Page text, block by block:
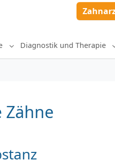
Submenu for "Zahnärzte"
Diagnostik und Therapie
Zähne